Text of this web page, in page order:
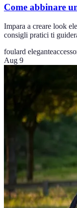
Come abbinare
Impara a creare look
consigli pratici ti
foulard elegante
Aug 9